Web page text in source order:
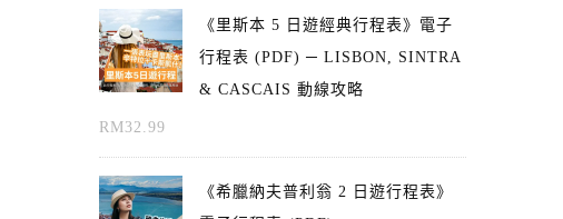
《里斯本 5 日遊經典行程表》電子
行程表 (PDF) ─ LISBON, SINTRA
& CASCAIS 動線攻略
RM32.99
《希臘納夫普利翁 2 日遊行程表》